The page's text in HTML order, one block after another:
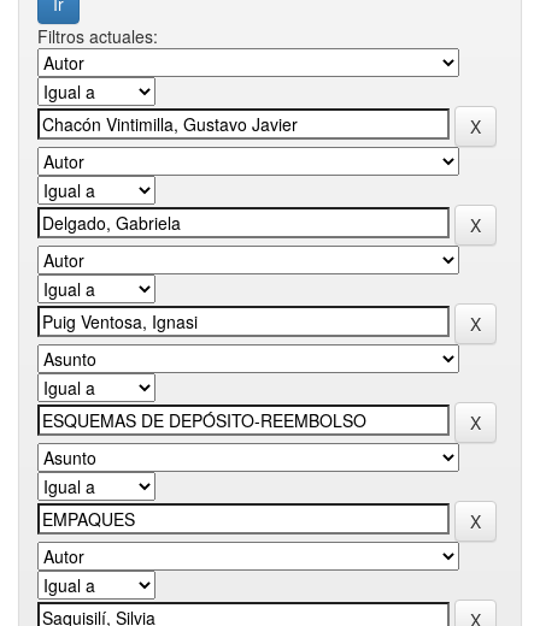
Filtros actuales: